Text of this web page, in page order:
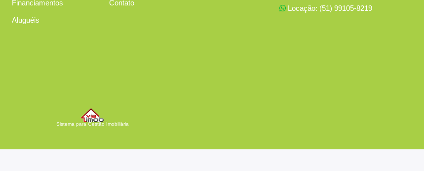
Financiamentos
Aluguéis
Contato
Locação: (51) 99105-8219
Sistema para Gestão Imobiliária